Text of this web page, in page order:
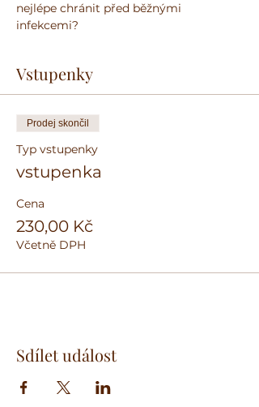
nejlépe chránit před běžnými
infekcemi?
Vstupenky
Prodej skončil
Typ vstupenky
vstupenka
Cena
230,00 Kč
Včetně DPH
Sdílet událost